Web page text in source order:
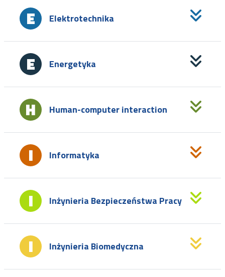
Elektrotechnika
Energetyka
Human-computer interaction
Informatyka
Inżynieria Bezpieczeństwa Pracy
Inżynieria Biomedyczna